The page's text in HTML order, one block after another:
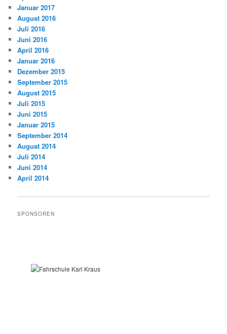
Januar 2017
August 2016
Juli 2016
Juni 2016
April 2016
Januar 2016
Dezember 2015
September 2015
August 2015
Juli 2015
Juni 2015
Januar 2015
September 2014
August 2014
Juli 2014
Juni 2014
April 2014
SPONSOREN